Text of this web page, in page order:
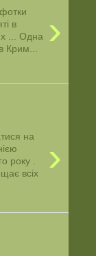
›
в
... Одна
Крим...
›
на
року .
всіх